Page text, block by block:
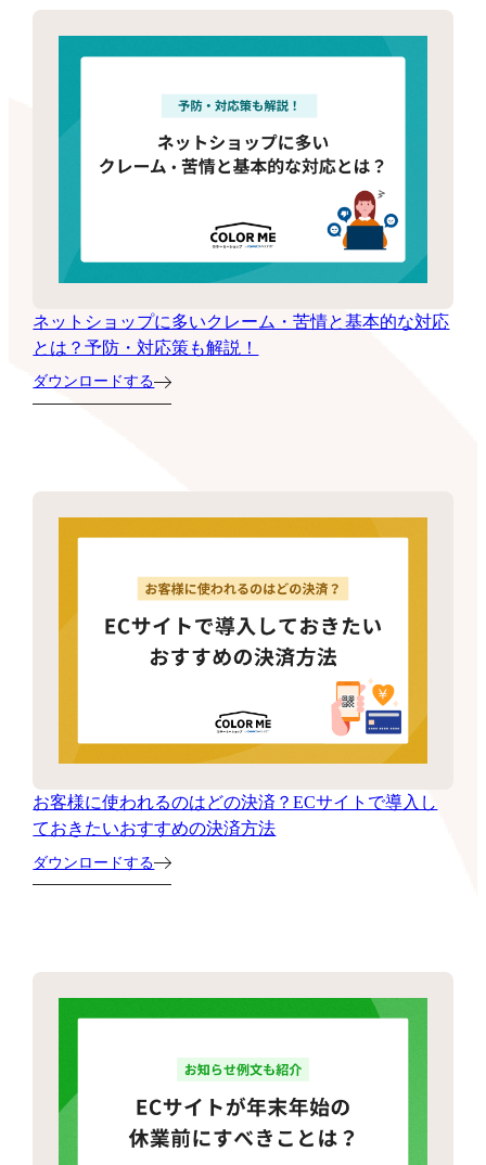
ネットショップに多いクレーム・苦情と基本的な対応
とは？予防・対応策も解説！
ダウンロードする
お客様に使われるのはどの決済？ECサイトで導入し
ておきたいおすすめの決済方法
ダウンロードする